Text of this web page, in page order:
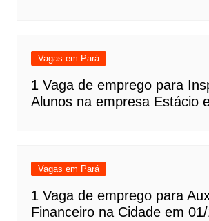
Vagas em Pará
1 Vaga de emprego para
Alunos na empresa Estácio
Vagas em Pará
1 Vaga de emprego para
Financeiro na Cidade em